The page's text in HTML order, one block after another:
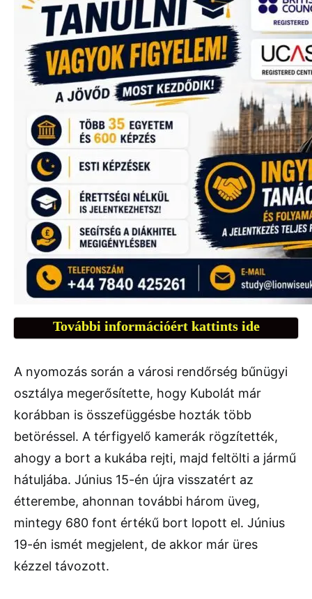
További információért kattints ide
A nyomozás során a városi rendőrség bűnügyi
osztálya megerősítette, hogy Kubolát már
korábban is összefüggésbe hozták több
betöréssel. A térfigyelő kamerák rögzítették,
ahogy a bort a kukába rejti, majd feltölti a jármű
hátuljába. Június 15-én újra visszatért az
étterembe, ahonnan további három üveg,
mintegy 680 font értékű bort lopott el. Június
19-én ismét megjelent, de akkor már üres
kézzel távozott.